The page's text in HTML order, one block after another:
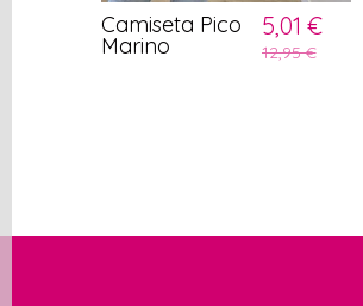
Camiseta Pico
Marino
5,01 €
12,95 €